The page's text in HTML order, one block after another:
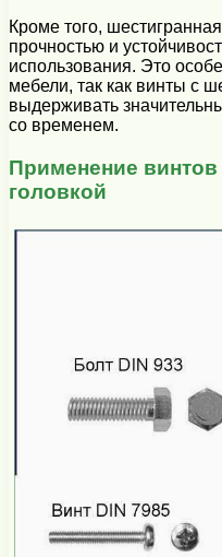
Кроме того,
прочностью и
использования. Это
мебели, так как винты с
выдерживать
со временем.
Применение винтов
головкой